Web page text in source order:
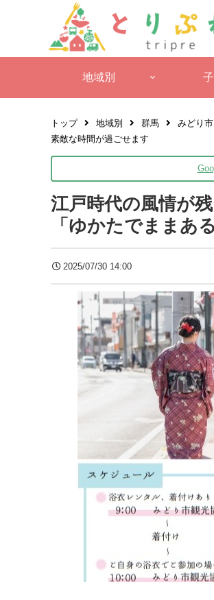
地域別
トップ 地域別 群馬 みどり市
素敵な時間が過ごせます
江戸時代の風情が
「ゆかたでまま
2025/07/30 14:00